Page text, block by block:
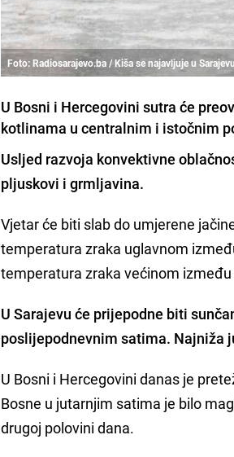
Foto: Radiosarajevo.ba / Kiša se najavljuje u Sarajevu
U Bosni i Hercegovini sutra će
kotlinama u centralnim i istočnim
Usljed razvoja konvektivne
pljuskovi i grmljavina.
Vjetar će biti slab do umjerene
temperatura zraka uglavnom
temperatura zraka većinom između
U Sarajevu će prijepodne biti
poslijepodnevnim satima. Najniža
U Bosni i Hercegovini danas je
Bosne u jutarnjim satima je bilo
drugoj polovini dana.